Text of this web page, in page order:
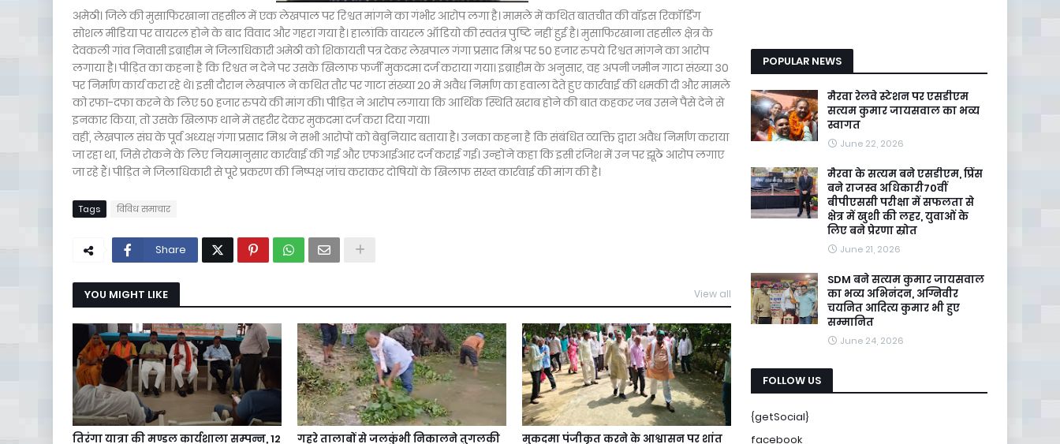
अमेठी। जिले की मुसाफिरखाना तहसील में एक लेखपाल पर रिश्वत मांगने का गंभीर आरोप लगा है। मामले में कथित बातचीत की वॉइस रिकॉर्डिंग
सोशल मीडिया पर वायरल होने के बाद विवाद और गहरा गया है। हालांकि वायरल ऑडियो की स्वतंत्र पुष्टि नहीं हुई है। मुसाफिरखाना तहसील क्षेत्र के
देवकली गांव निवासी इब्राहीम ने जिलाधिकारी अमेठी को शिकायती पत्र देकर लेखपाल गंगा प्रसाद मिश्र पर 50 हजार रुपये रिश्वत मांगने का आरोप
लगाया है। पीड़ित का कहना है कि रिश्वत न देने पर उसके खिलाफ फर्जी मुकदमा दर्ज कराया गया। इब्राहीम के अनुसार, वह अपनी जमीन गाटा संख्या 30
पर निर्माण कार्य करा रहे थे। इसी दौरान लेखपाल ने कथित तौर पर गाटा संख्या 20 में अवैध निर्माण का हवाला देते हुए कार्रवाई की धमकी दी और मामले
को रफा-दफा करने के लिए 50 हजार रुपये की मांग की। पीड़ित ने आरोप लगाया कि आर्थिक स्थिति खराब होने की बात कहकर जब उसने पैसे देने से
इनकार किया, तो उसके खिलाफ थाने में तहरीर देकर मुकदमा दर्ज करा दिया गया।
वहीं, लेखपाल संघ के पूर्व अध्यक्ष गंगा प्रसाद मिश्र ने सभी आरोपों को बेबुनियाद बताया है। उनका कहना है कि संबंधित व्यक्ति द्वारा अवैध निर्माण कराया
जा रहा था, जिसे रोकने के लिए नियमानुसार कार्रवाई की गई और एफआईआर दर्ज कराई गई। उन्होंने कहा कि इसी रंजिश में उन पर झूठे आरोप लगाए
जा रहे हैं। पीड़ित ने जिलाधिकारी से पूरे प्रकरण की निष्पक्ष जांच कराकर दोषियों के खिलाफ सख्त कार्रवाई की मांग की है।
Tags विविध समाचार
Share
YOU MIGHT LIKE View all
तिरंगा यात्रा की मण्डल कार्यशाला सम्पन्न, 12
गहरे तालाबों से जलकुंभी निकालने तुगलकी
मुकदमा पंजीकृत करने के आश्वासन पर शांत
POPULAR NEWS
मैरवा रेलवे स्टेशन पर एसडीएम
सत्यम कुमार जायसवाल का भव्य
स्वागत
June 22, 2026
मैरवा के सत्यम बने एसडीएम, प्रिंस
बने राजस्व अधिकारी70वीं
बीपीएससी परीक्षा में सफलता से
क्षेत्र में खुशी की लहर, युवाओं के
लिए बने प्रेरणा स्रोत
June 21, 2026
SDM बने सत्यम कुमार जायसवाल
का भव्य अभिनंदन, अग्निवीर
चयनित आदित्य कुमार भी हुए
सम्मानित
June 24, 2026
FOLLOW US
{getSocial}
facebook